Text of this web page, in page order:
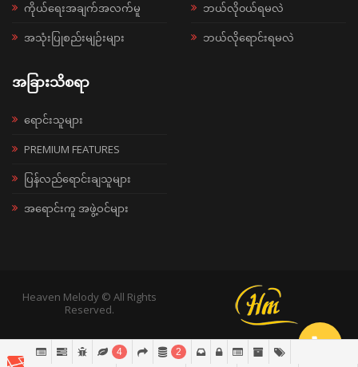
ကိုယ်ရေးအချက်အလက်မူ
အသုံးပြုစည်းမျဉ်းများ
ဘယ်လို၀ယ်ရမလဲ
ဘယ်လိုရောင်းရမလဲ
အခြားသိစရာ
ရောင်းသူများ
PREMIUM FEATURES
ပြန်လည်ရောင်းချသူများ
အရောင်းကူ အဖွဲ့ဝင်များ
Heaven Melody © All Rights
Reserved.
4 2